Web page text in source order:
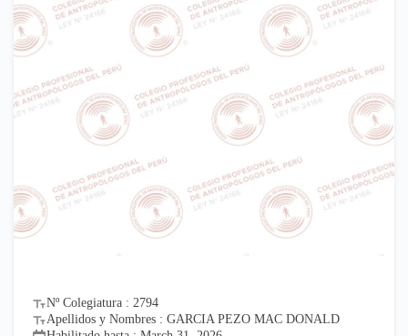
Nº Colegiatura : 2794
Apellidos y Nombres : GARCIA PEZO MAC DONALD